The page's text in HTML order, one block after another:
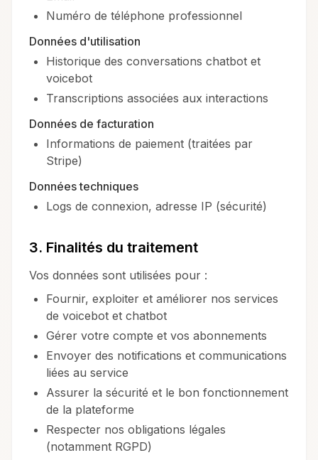
Numéro de téléphone professionnel
Données d'utilisation
Historique des conversations chatbot et
voicebot
Transcriptions associées aux interactions
Données de facturation
Informations de paiement (traitées par
Stripe)
Données techniques
Logs de connexion, adresse IP (sécurité)
3. Finalités du traitement
Vos données sont utilisées pour :
Fournir, exploiter et améliorer nos services
de voicebot et chatbot
Gérer votre compte et vos abonnements
Envoyer des notifications et communications
liées au service
Assurer la sécurité et le bon fonctionnement
de la plateforme
Respecter nos obligations légales
(notamment RGPD)